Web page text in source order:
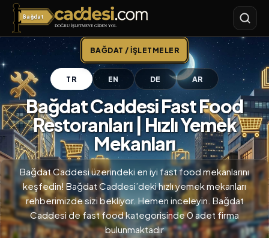
Bağdat
Bağdat Caddesi
BAĞDAT / İŞLETMELER
TR EN DE AR
Bağdat Caddesi Fast Food
Restoranları | Hızlı Yemek
Mekanları
Bağdat Caddesi üzerindeki en iyi fast food mekanlarını
keşfedin! Bağdat Caddesi’deki hızlı yemek mekanları
rehberimizde sizi bekliyor. Hemen inceleyin. Bağdat
Caddesi de fast food kategorisinde 0 adet firma
bulunmaktadır